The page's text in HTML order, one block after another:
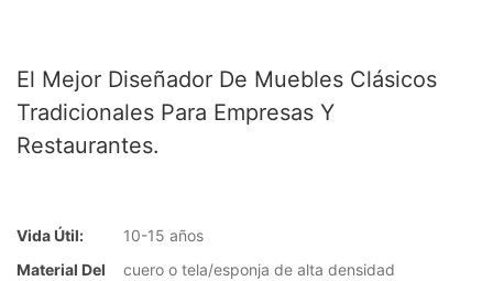
El Mejor Diseñador De Muebles Clásicos
Tradicionales Para Empresas Y
Restaurantes.
Vida Útil:
10-15 años
Material Del
cuero o tela/esponja de alta densidad